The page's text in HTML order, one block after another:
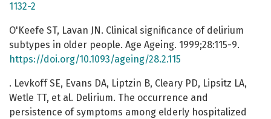
1132-2
O'Keefe ST, Lavan JN. Clinical significance of delirium
subtypes in older people. Age Ageing. 1999;28:115-9.
https://doi.org/10.1093/ageing/28.2.115
. Levkoff SE, Evans DA, Liptzin B, Cleary PD, Lipsitz LA,
Wetle TT, et al. Delirium. The occurrence and
persistence of symptoms among elderly hospitalized